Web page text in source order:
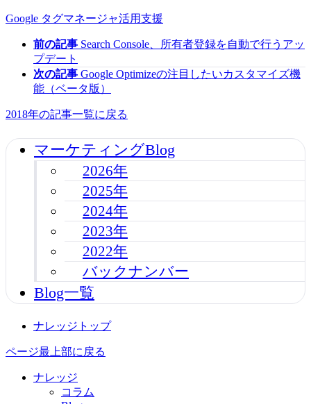
Google タグマネージャ活用支援
前の記事 Search Console、所有者登録を自動で行うアッ
プデート
次の記事 Google Optimizeの注目したいカスタマイズ機
能（ベータ版）
2018年の記事一覧に戻る
マーケティングBlog
2026年
2025年
2024年
2023年
2022年
バックナンバー
Blog一覧
ナレッジトップ
ページ最上部に戻る
ナレッジ
コラム